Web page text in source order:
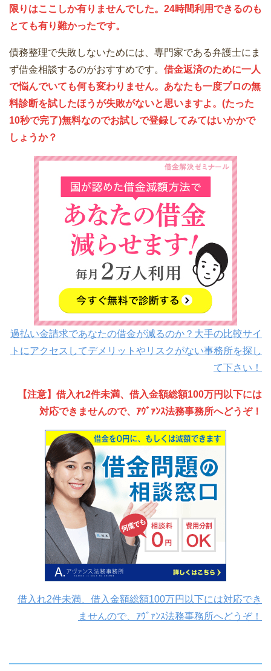
限りはここしか有りませんでした。24時間利用できるのも
とても有り難かったです。
債務整理で失敗しないためには、専門家である弁護士にま
ず借金相談するのがおすすめです。 借金返済のために一人
で悩んでいても何も変わりません。あなたも一度プロの無
料診断を試したほうが失敗がないと思いますよ。(たった
10秒で完了)無料なのでお試しで登録してみてはいかかで
しょうか？
過払い金請求であなたの借金が減るのか？大手の比較サイ
トにアクセスしてデメリットやリスクがない事務所を探し
て下さい！
【注意】借入れ2件未満、借入金額総額100万円以下には
対応できませんので、ｱｳﾞｧﾝｽ法務事務所へどうぞ！
借入れ2件未満、借入金額総額100万円以下には対応でき
ませんので、ｱｳﾞｧﾝｽ法務事務所へどうぞ！